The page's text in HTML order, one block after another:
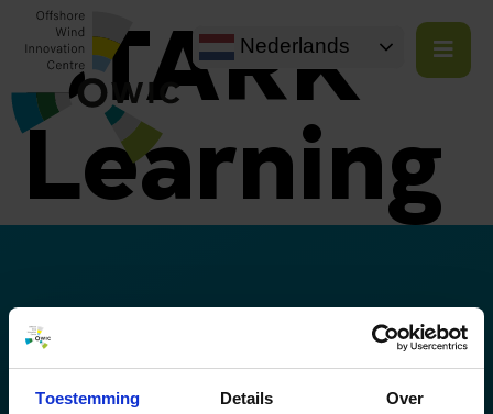
Toestemming Details Over
Nederlands
STARK
Learning
SAMENWERKINGEN